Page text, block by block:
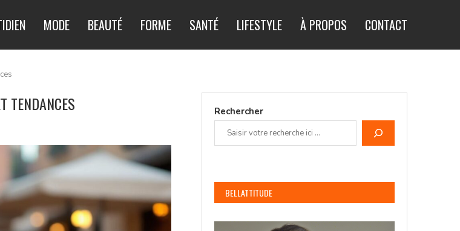
MODE BEAUTÉ FORME SANTÉ LIFESTYLE À PROPOS CONTACT
TENDANCES Rechercher
BELLATTITUDE